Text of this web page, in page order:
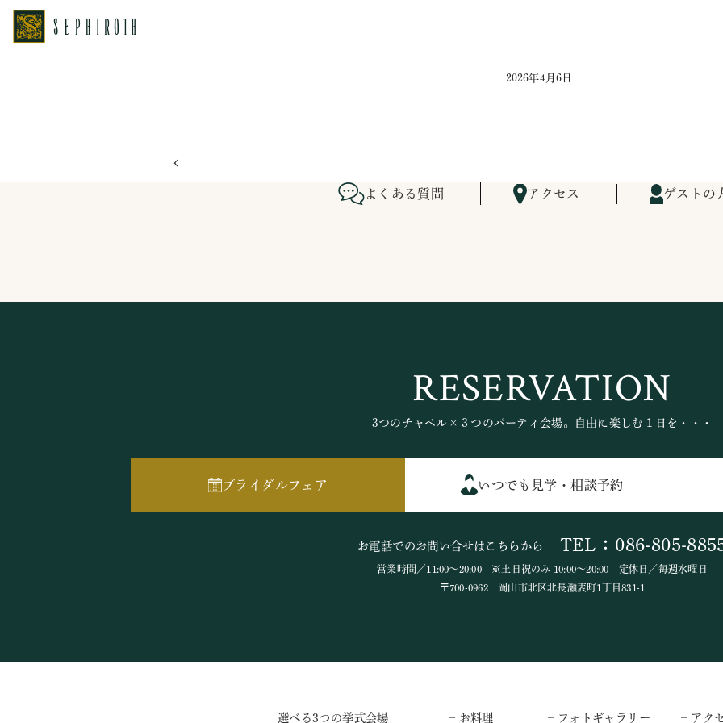
2026年4月6日
よくある質問 アクセス ゲストの
RESERVATION
3つのチャペル×３つのパーティ会場。自由に楽しむ１日を・・・
ブライダルフェア いつでも見学・相談予約
お電話でのお問い合せはこちらから TEL：086-805-
営業時間／11:00～20:00 ※土日祝のみ 10:00～20:00 定休日／毎週水曜日
〒700-0962 岡山市北区北長瀬表町1丁目831-1
選べる3つの挙式会場 – お料理 – フォトギャラリー – アク